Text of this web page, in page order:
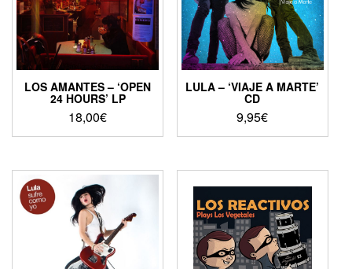
LOS AMANTES – ‘OPEN
24 HOURS’ LP
18,00€
LULA – ‘VIAJE A MARTE’
CD
9,95€